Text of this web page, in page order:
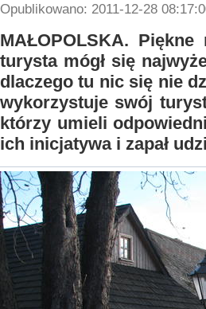
Opublikowano: 2011-12-28
MAŁOPOLSKA.
turysta mógł się
dlaczego tu nic się nie
wykorzystuje swój
którzy umieli
ich inicjatywa i zapał